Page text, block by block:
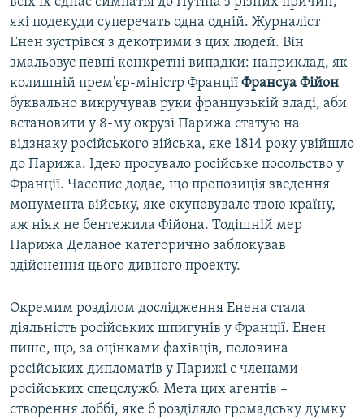
які подекуди суперечать одна одній. Журналіст
Енен зустрівся з декотрими з цих людей. Він
змальовує певні конкретні випадки: наприклад, як
колишній прем'єр-міністр Франції Франсуа Фійон
буквально викручував руки французькій владі, аби
встановити у 8-му окрузі Парижа статую на
відзнаку російського війська, яке 1814 року увійшло
до Парижа. Ідею просувало російське посольство у
Франції. Часопис додає, що пропозиція зведення
монумента війську, яке окуповувало твою країну,
аж ніяк не бентежила Фійона. Тодішній мер
Парижа Деланое категорично заблокував
здійснення цього дивного проекту.
Окремим розділом дослідження Енена стала
діяльність російських шпигунів у Франції. Енен
пише, що, за оцінками фахівців, половина
російських дипломатів у Парижі є членами
російських спецслужб. Мета цих агентів –
створення лоббі, яке б розділяло громадську думку